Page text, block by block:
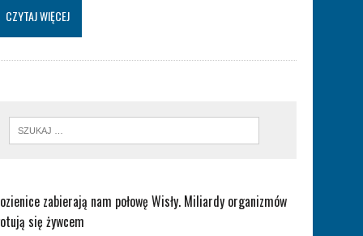
CZYTAJ WIĘCEJ
zabierają nam połowę Wisły. Miliardy organizmów
się żywcem